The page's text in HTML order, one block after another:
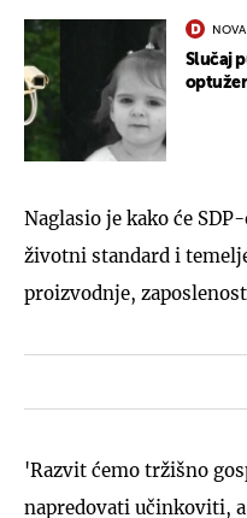
Slučaj
Naglasio je kako će
životni standard i
proizvodnje,
'Razvit ćemo tržišno
napredovati učinkoviti,